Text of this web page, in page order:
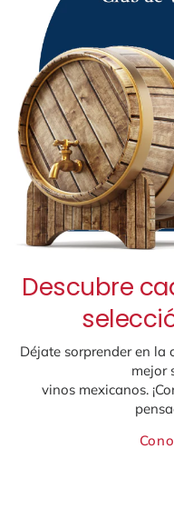
Descubre
Déjate sorprender en
mejor
vinos mexicanos.